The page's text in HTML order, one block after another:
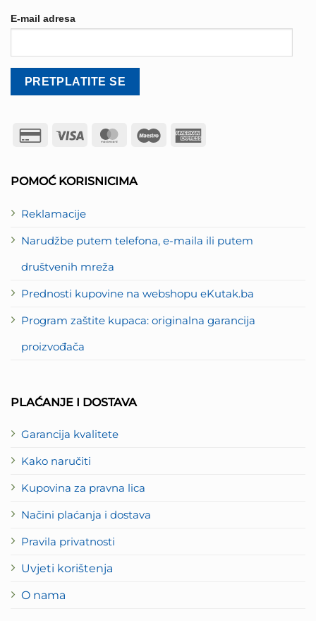
POMOĆ KORISNICIMA
Reklamacije
Narudžbe putem telefona, e-maila ili putem
društvenih mreža
Prednosti kupovine na webshopu eKutak.ba
Program zaštite kupaca: originalna garancija
proizvođača
PLAĆANJE I DOSTAVA
Garancija kvalitete
Kako naručiti
Kupovina za pravna lica
Načini plaćanja i dostava
Pravila privatnosti
Uvjeti korištenja
O nama
E-mail adresa
Credit
Visa MasterCard
Maestro